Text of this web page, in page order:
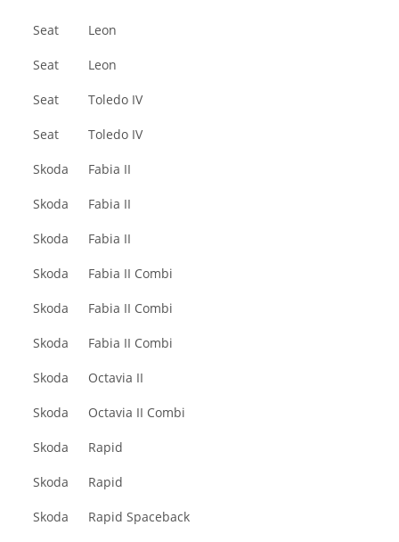
Seat Leon
Seat Leon
Seat Toledo IV
Seat Toledo IV
Skoda Fabia II
Skoda Fabia II
Skoda Fabia II
Skoda Fabia II Combi
Skoda Fabia II Combi
Skoda Fabia II Combi
Skoda Octavia II
Skoda Octavia II Combi
Skoda Rapid
Skoda Rapid
Skoda Rapid Spaceback